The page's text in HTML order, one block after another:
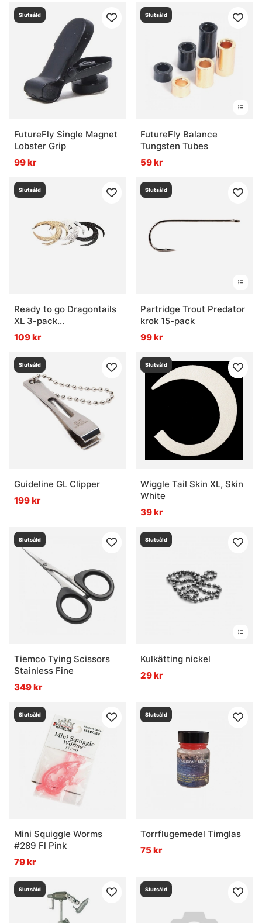
Slutsåld
FutureFly Single Magnet
Lobster Grip
99 kr
Slutsåld
FutureFly Balance
Tungsten Tubes
59 kr
Slutsåld
Ready to go Dragontails
XL 3-pack
Gold/Silver/Black
109 kr
Slutsåld
Partridge Trout Predator
krok 15-pack
99 kr
Slutsåld
Guideline GL Clipper
199 kr
Slutsåld
Wiggle Tail Skin XL, Skin
White
39 kr
Slutsåld
Tiemco Tying Scissors
Stainless Fine
349 kr
Slutsåld
Kulkätting nickel
29 kr
Slutsåld
Mini Squiggle Worms
#289 Fl Pink
79 kr
Slutsåld
Torrflugemedel Timglas
75 kr
Slutsåld Slutsåld